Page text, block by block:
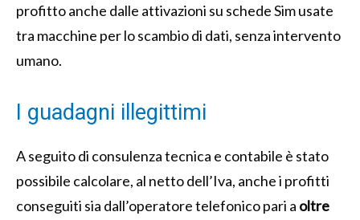
profitto anche dalle attivazioni su schede Sim usate
tra macchine per lo scambio di dati, senza intervento
umano.
I guadagni illegittimi
A seguito di consulenza tecnica e contabile è stato
possibile calcolare, al netto dell’Iva, anche i profitti
conseguiti sia dall’operatore telefonico pari a oltre